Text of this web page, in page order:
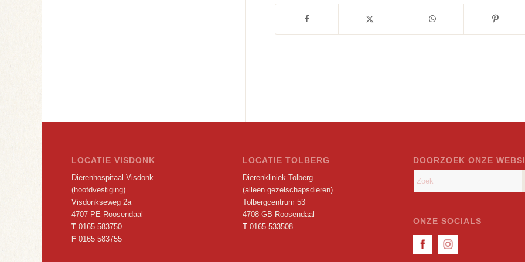
LOCATIE VISDONK
Dierenhospitaal Visdonk
(hoofdvestiging)
Visdonkseweg 2a
4707 PE Roosendaal
T 0165 583750
F 0165 583755
LOCATIE TOLBERG
Dierenkliniek Tolberg
(alleen gezelschapsdieren)
Tolbergcentrum 53
4708 GB Roosendaal
T 0165 533508
DOORZOEK ONZE
ONZE SOCIALS